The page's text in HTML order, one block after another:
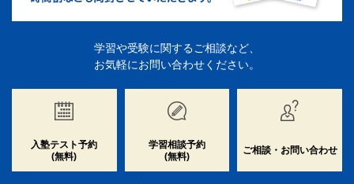
学習や受験に関するご相談など、
お気軽にお問い合わせください。
入塾テスト予約
(無料)
学習相談予約
(無料)
ご相談・お問い合わせ